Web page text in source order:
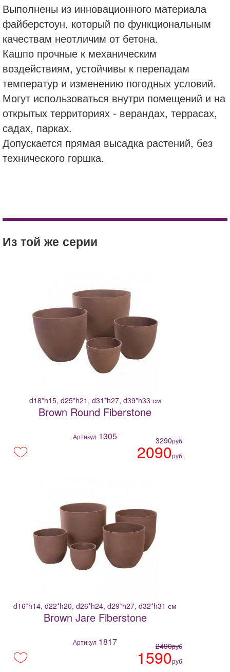
Выполнены из инновационного материала
файберстоун, который по функциональным
качествам неотличим от бетона.
Кашпо прочные к механическим
воздействиям, устойчивы к перепадам
температур и изменению погодных условий.
Могут использоваться внутри помещений и на
открытых территориях - верандах, террасах,
садах, парках.
Допускается прямая высадка растений, без
технического горшка.
доставка
Кашпо Treez Japonica Hikari - A-Line Square
Из той же серии
d18*h15, d25*h21, d31*h27, d39*h33 см
Brown Round Fiberstone
Артикул 1305 3290руб
2090руб
d16*h14, d22*h20, d26*h24, d29*h27, d32*h31 см
Brown Jare Fiberstone
Артикул 1817 2490руб
1590руб